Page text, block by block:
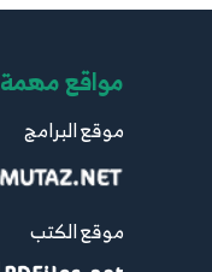
مواقع مهمة
موقع البرامج
موقع الكتب